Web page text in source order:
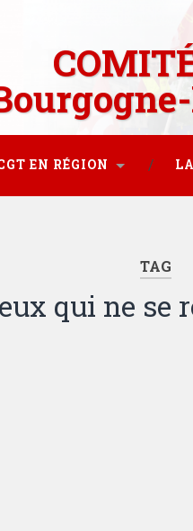
EN RÉGION
TAG
qui ne